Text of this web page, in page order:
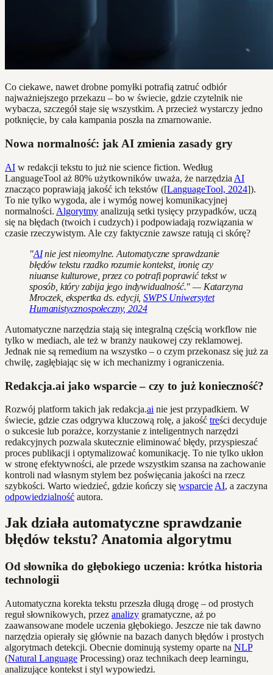
Co ciekawe, nawet drobne pomyłki potrafią zatruć odbiór
najważniejszego przekazu – bo w świecie, gdzie czytelnik nie
wybacza, szczegół staje się wszystkim. A przecież wystarczy jedno
potknięcie, by cała kampania poszła na zmarnowanie.
Nowa normalność: jak AI zmienia zasady gry
AI w redakcji tekstu to już nie science fiction. Według
LanguageTool aż 80% użytkowników uważa, że narzędzia AI
znacząco poprawiają jakość ich tekstów ([LanguageTool, 2024]).
To nie tylko wygoda, ale i wymóg nowej komunikacyjnej
normalności. Algorytmy analizują setki tysięcy przypadków, uczą
się na błędach (twoich i cudzych) i podpowiadają rozwiązania w
czasie rzeczywistym. Ale czy faktycznie zawsze ratują ci skórę?
"AInie jest nieomylne. Automatyczne sprawdzanie
błędów tekstu rzadko rozumie kontekst, ironię czy
niuanse kulturowe, przez co potrafi poprawić tekst w
sposób, który zabija jego indywidualność." — Katarzyna
Mroczek, ekspertka ds. edycji,SWPS Uniwersytet
Humanistycznospołeczny, 2024
Automatyczne narzędzia stają się integralną częścią workflow nie
tylko w mediach, ale też w branży naukowej czy reklamowej.
Jednak nie są remedium na wszystko – o czym przekonasz się już za
chwilę, zagłębiając się w ich mechanizmy i ograniczenia.
Redakcja.ai jako wsparcie – czy to już konieczność?
Rozwój platform takich jak redakcja.ai nie jest przypadkiem. W
świecie, gdzie czas odgrywa kluczową rolę, a jakość treści decyduje
o sukcesie lub porażce, korzystanie z inteligentnych narzędzi
redakcyjnych pozwala skutecznie eliminować błędy, przyspieszać
proces publikacji i optymalizować komunikację. To nie tylko ukłon
w stronę efektywności, ale przede wszystkim szansa na zachowanie
kontroli nad własnym stylem bez poświęcania jakości na rzecz
szybkości. Warto wiedzieć, gdzie kończy się wsparcie AI, a zaczyna
odpowiedzialność autora.
Jak działa automatyczne sprawdzanie
błędów tekstu? Anatomia algorytmu
Od słownika do głębokiego uczenia: krótka historia
technologii
Automatyczna korekta tekstu przeszła długą drogę – od prostych
reguł słownikowych, przez analizy gramatyczne, aż po
zaawansowane modele uczenia głębokiego. Jeszcze nie tak dawno
narzędzia opierały się głównie na bazach danych błędów i prostych
algorytmach detekcji. Obecnie dominują systemy oparte na NLP
(Natural Language Processing) oraz technikach deep learningu,
analizujące kontekst i styl wypowiedzi.